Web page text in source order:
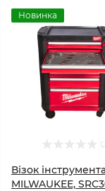
Новинка
Візок
MILWAUKEE,